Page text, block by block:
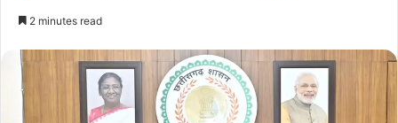
2 minutes read